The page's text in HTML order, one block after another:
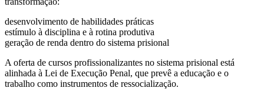
desenvolvimento de habilidades práticas
estímulo à disciplina e à rotina produtiva
geração de renda dentro do sistema prisional
A oferta de cursos profissionalizantes no sistema prisional está
alinhada à Lei de Execução Penal, que prevê a educação e o
trabalho como instrumentos de ressocialização.